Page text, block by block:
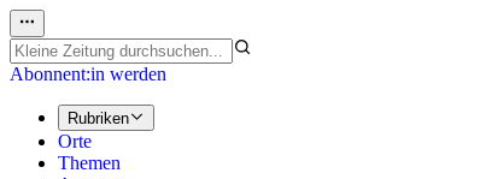
Abonnent:in werden
Rubriken
Orte
Themen